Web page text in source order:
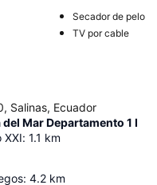
Secador de pelo
TV por cable
Salinas, Ecuador
Mar Departamento 1 I
XXI: 1.1 km
: 4.2 km